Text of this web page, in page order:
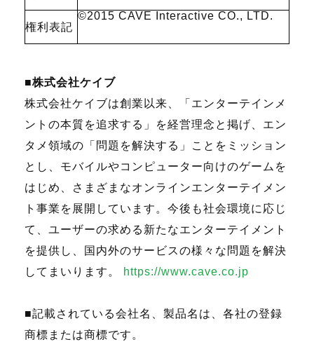
権利表記
©2015 CAVE Interactive CO., LTD.
■株式会社ケイブ
株式会社ケイブは創業以来、「エンターテインメ
ントの本質を追求する」を経営理念と掲げ、エン
タメ領域の「問題を解決する」ことをミッション
とし、モバイルやコンピューター向けのゲームを
はじめ、さまざまなオンラインエンターテイメン
ト事業を展開しています。今後も社会環境に応じ
て、ユーザーの求める新たなエンターテイメント
を提供し、国内外のサービスの様々な問題を解決
してまいります。
https://www.cave.co.jp
■記載されている会社名、製品名は、各社の登録
商標または商標です。